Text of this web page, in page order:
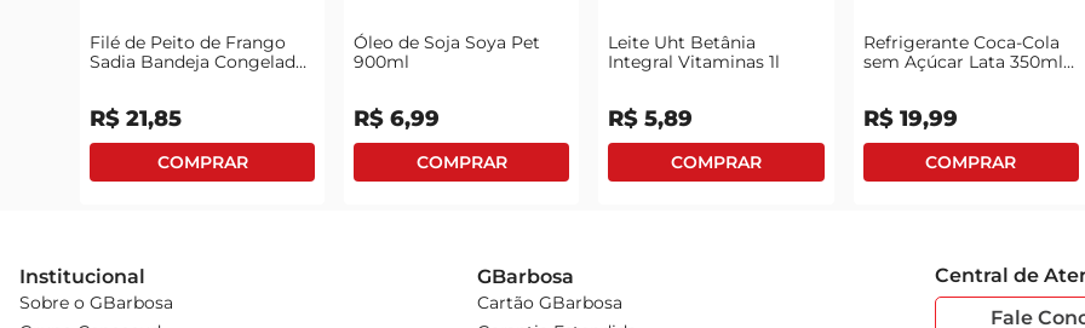
Filé de Peito de Frango
Sadia Bandeja Congelado
R$ 21,85
Óleo de Soja Soya Pet
900ml
R$ 6,99
Leite Uht Betânia
Integral Vitaminas 1l
R$ 5,89
Refrigerante Coca-Cola
sem Açúcar Lata 350ml
R$ 19,99
Institucional
Sobre o GBarbosa
GBarbosa
Cartão GBarbosa
Central de
Fale